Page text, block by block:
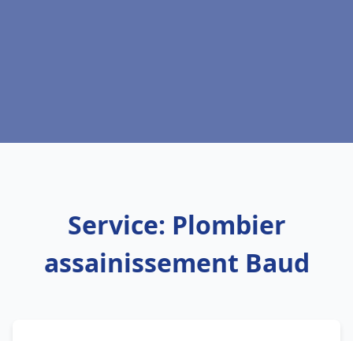
Service: Plombier
assainissement Baud